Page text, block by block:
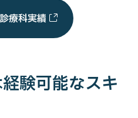
療科実績
験可能なスキ